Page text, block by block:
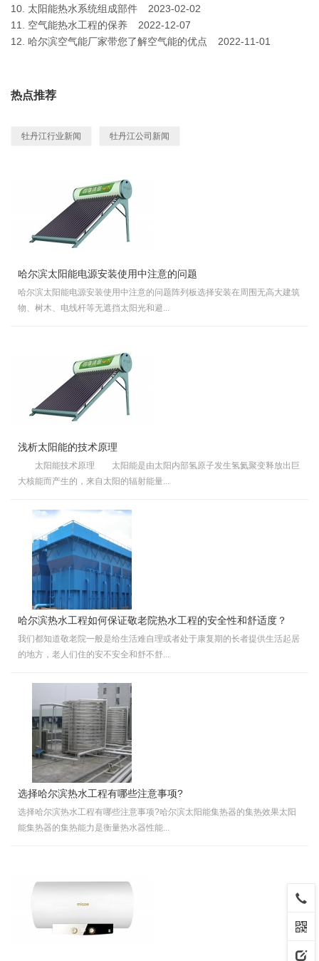
10. 太阳能热水系统组成部件
2023-02-02
11. 空气能热水工程的保养
2022-12-07
12. 哈尔滨空气能厂家带您了解空气能的优点 2022-11-01
热点推荐
牡丹江行业新闻 牡丹江公司新闻
哈尔滨太阳能电源安装使用中注意的问题
哈尔滨太阳能电源安装使用中注意的问题阵列板选择安装在周围无高大建筑
物、树木、电线杆等无遮挡太阳光和避...
浅析太阳能的技术原理
太阳能技术原理 太阳能是由太阳内部氢原子发生氢氦聚变释放出巨
大核能而产生的，来自太阳的辐射能量...
哈尔滨热水工程如何保证敬老院热水工程的安全性和舒适度？
我们都知道敬老院一般是给生活难自理或者处于康复期的长者提供生活起居
的地方，老人们住的安不安全和舒不舒...
选择哈尔滨热水工程有哪些注意事项?
选择哈尔滨热水工程有哪些注意事项?哈尔滨太阳能集热器的集热效果太阳
能集热器的集热能力是衡量热水器性能...